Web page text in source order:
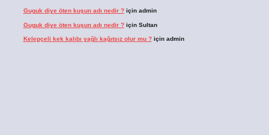
Guguk diye öten kuşun adı nedir ?için admin
Guguk diye öten kuşun adı nedir ?için Sultan
Kelepçeli kek kalıbı yağlı kağıtsız olur mu ?için admin